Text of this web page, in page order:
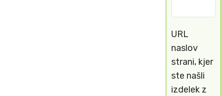
URL
naslov
strani, kjer
ste našli
izdelek z